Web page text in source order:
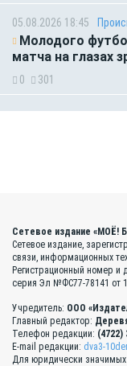
05.08.2026 18:45
Молодого
матча на глазах
0 301
Сетевое издание «МОЁ!
Сетевое издание,
связи, информационных
Регистрационный номер и
серия Эл №ФС77-78141 от
Учредитель: ООО
Главный редактор:
Телефон редакции: (4722)
E-mail редакции: dva3-
Для юридически